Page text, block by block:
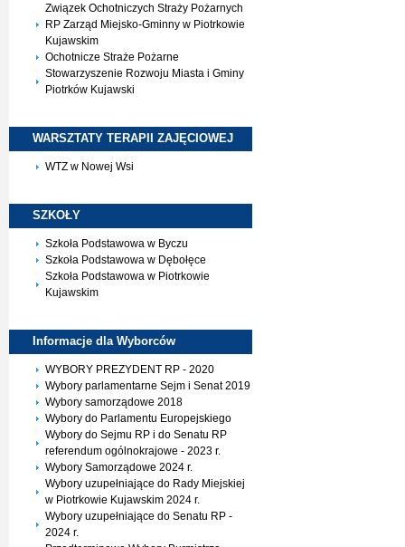
Związek Ochotniczych Straży Pożarnych
RP Zarząd Miejsko-Gminny w Piotrkowie
Kujawskim
Ochotnicze Straże Pożarne
Stowarzyszenie Rozwoju Miasta i Gminy
Piotrków Kujawski
WARSZTATY TERAPII ZAJĘCIOWEJ
WTZ w Nowej Wsi
SZKOŁY
Szkoła Podstawowa w Byczu
Szkoła Podstawowa w Dębołęce
Szkoła Podstawowa w Piotrkowie
Kujawskim
Informacje dla Wyborców
WYBORY PREZYDENT RP - 2020
Wybory parlamentarne Sejm i Senat 2019
Wybory samorządowe 2018
Wybory do Parlamentu Europejskiego
Wybory do Sejmu RP i do Senatu RP
referendum ogólnokrajowe - 2023 r.
Wybory Samorządowe 2024 r.
Wybory uzupełniające do Rady Miejskiej
w Piotrkowie Kujawskim 2024 r.
Wybory uzupełniające do Senatu RP -
2024 r.